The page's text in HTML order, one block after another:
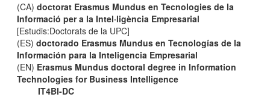
(CA)doctorat Erasmus Mundus en Tecnologies de la
Informació per a la Intel·ligència Empresarial
[Estudis:Doctorats de la UPC]
(ES)doctorado Erasmus Mundus en Tecnologías de la
Información para la Inteligencia Empresarial
(EN) Erasmus Mundus doctoral degree in Information
Technologies for Business Intelligence
IT4BI-DC